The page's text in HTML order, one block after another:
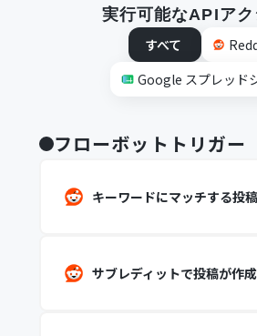
実行可能なAPIアク
すべて
Google スプレッド
フローボットトリガー
キーワードにマッチする投
サブレディットで投稿が作